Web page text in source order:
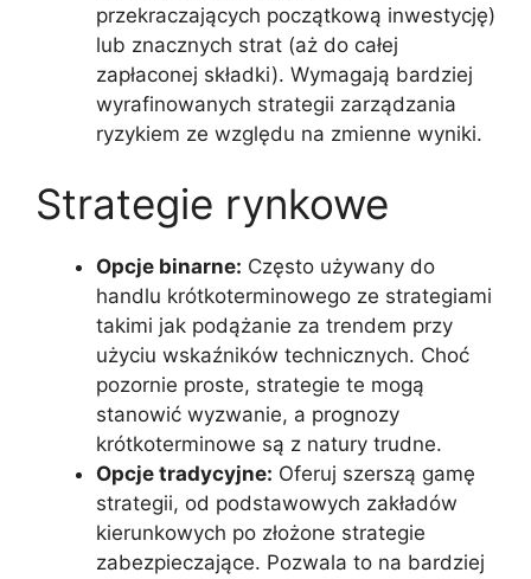
przekraczających początkową inwestycję)
lub znacznych strat (aż do całej
zapłaconej składki). Wymagają bardziej
wyrafinowanych strategii zarządzania
ryzykiem ze względu na zmienne wyniki.
Strategie rynkowe
Opcje binarne: Często używany do
handlu krótkoterminowego ze strategiami
takimi jak podążanie za trendem przy
użyciu wskaźników technicznych. Choć
pozornie proste, strategie te mogą
stanowić wyzwanie, a prognozy
krótkoterminowe są z natury trudne.
Opcje tradycyjne: Oferuj szerszą gamę
strategii, od podstawowych zakładów
kierunkowych po złożone strategie
zabezpieczające. Pozwala to na bardziej